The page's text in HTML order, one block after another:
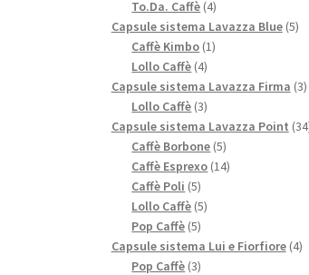
prodotti
To.Da. Caffè 44
prodotti
Capsule sistema Lavazza Blue 55
Caffè Kimbo 11
Lollo Caffè 44
prodotti
Capsule sistema Lavazza Firma 33
Lollo Caffè 33
prodotti
Capsule sistema Lavazza Point 34
Caffè Borbone 55
prodotti
Caffè Esprexo 1414
Caffè Poli 55
prodotti
Lollo Caffè 55
Pop Caffè 55
prodotti
Capsule sistema Lui e Fiorfiore 44
Pop Caffè 33